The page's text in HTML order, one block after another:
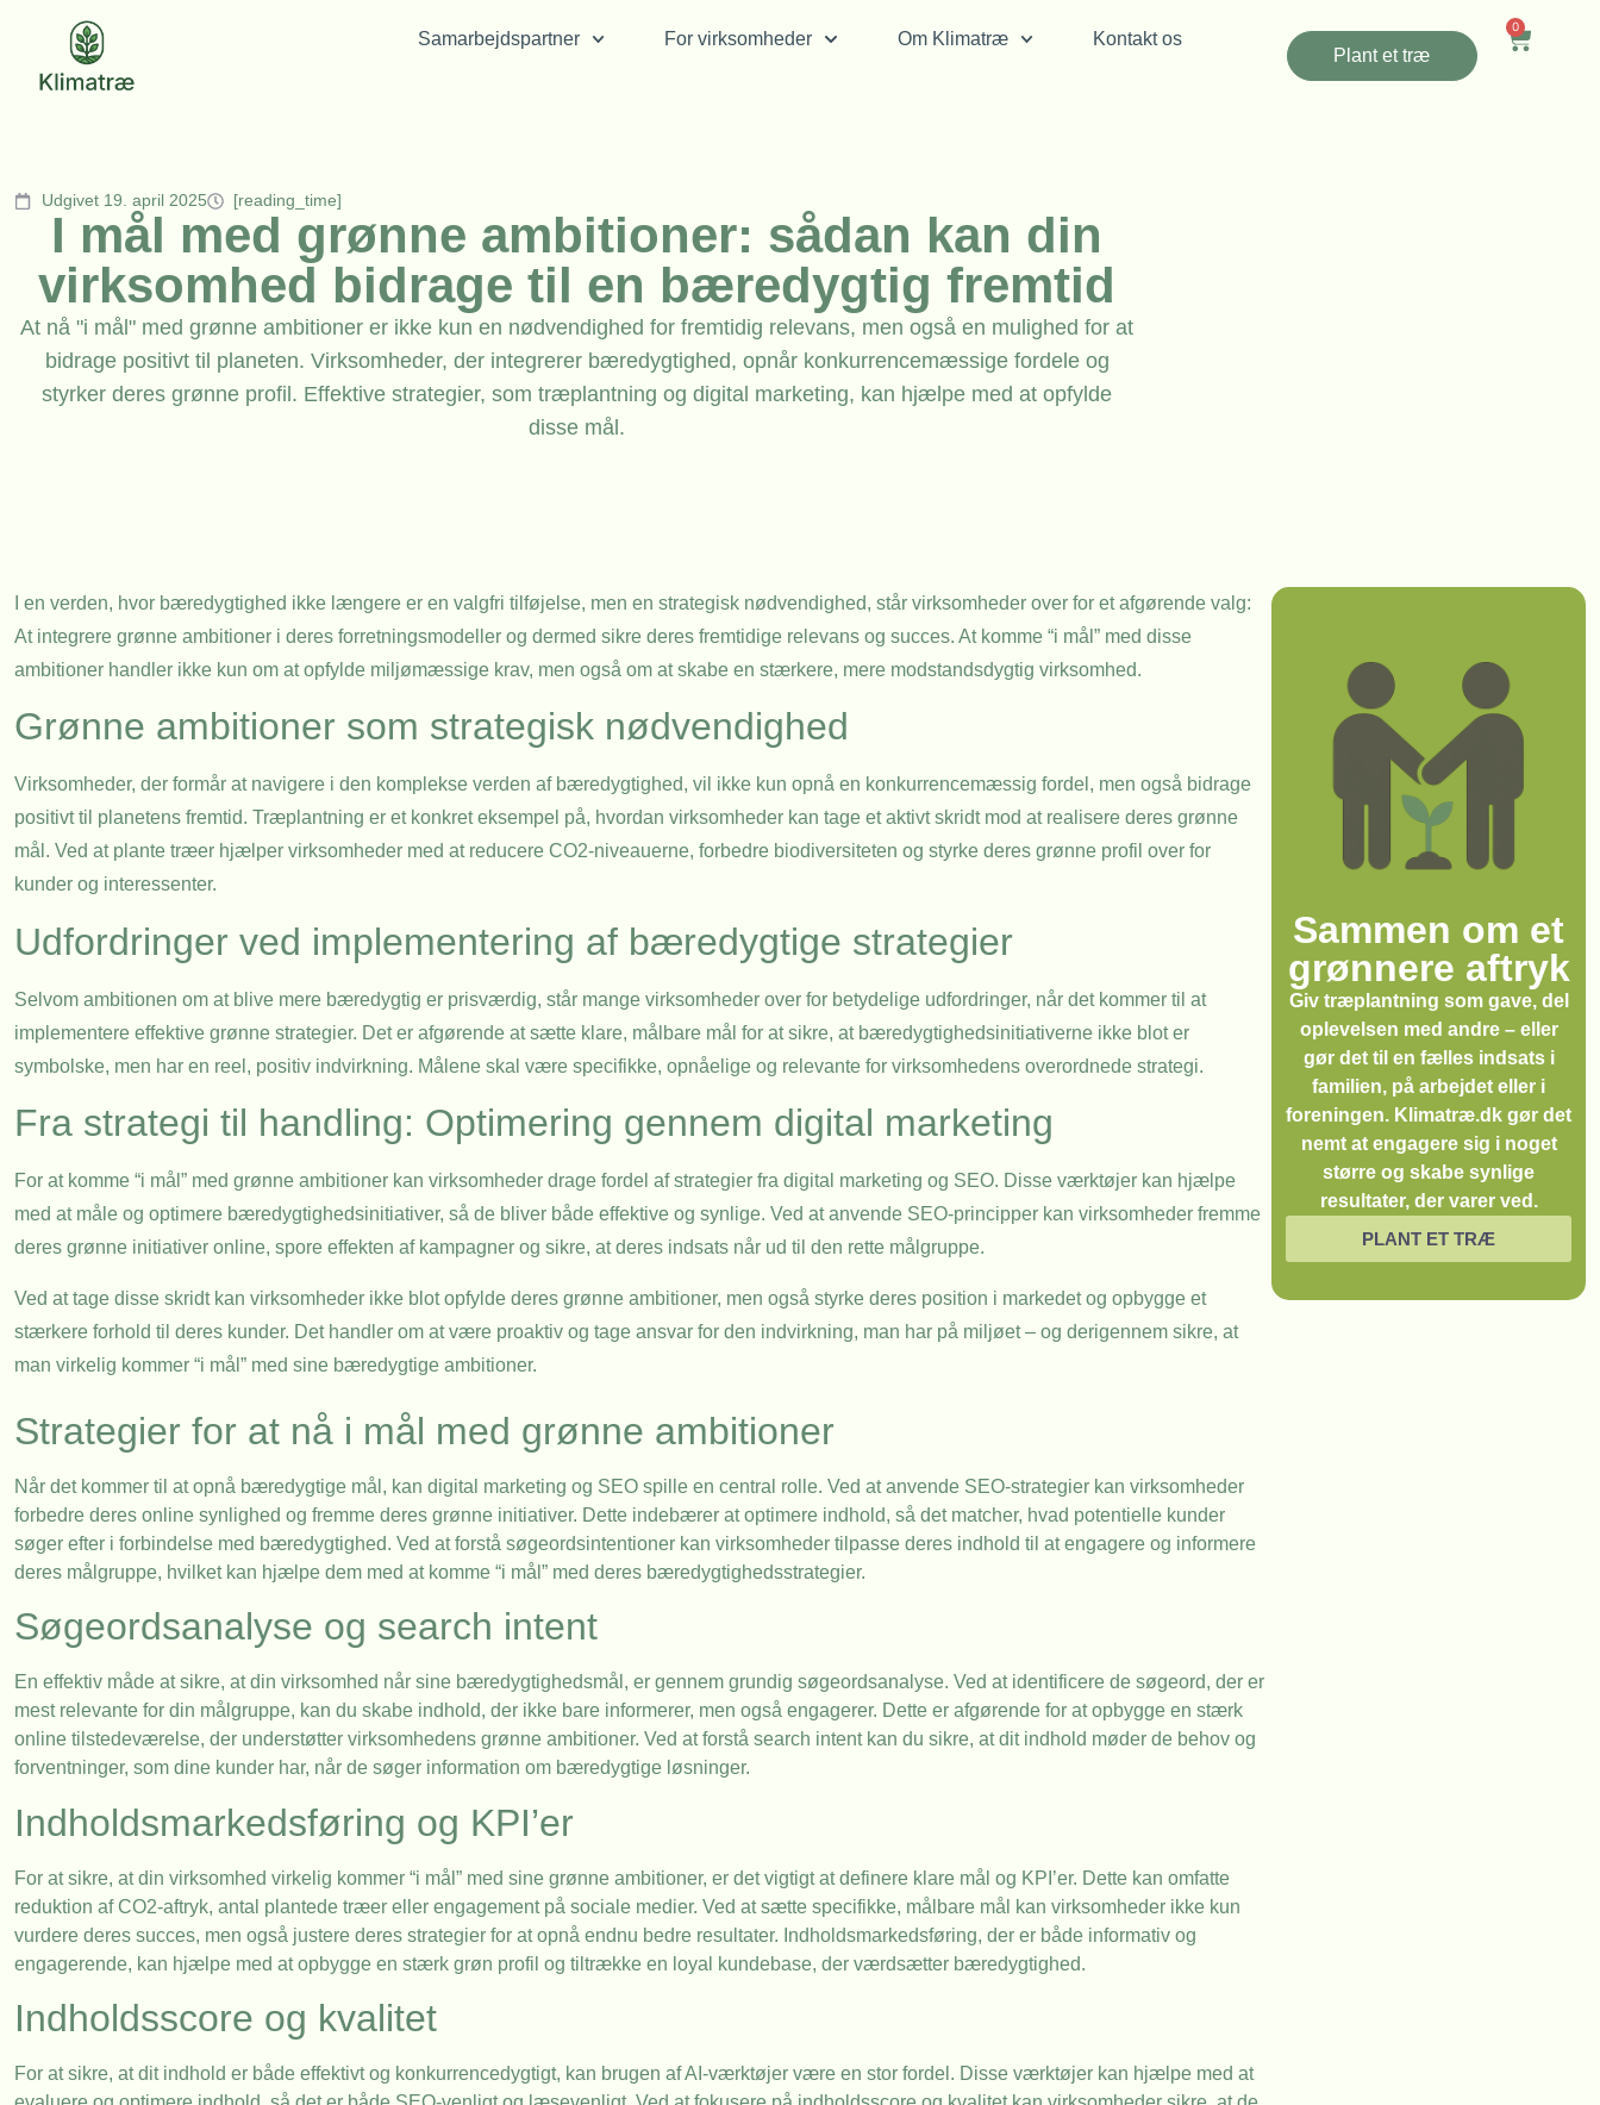
Samarbejdspartner For virksomheder Om Klimatræ
Kontakt os
Plant et træ
0
Udgivet 19. april 2025 [reading_time]
I mål med grønne ambitioner: sådan kan din
virksomhed bidrage til en bæredygtig fremtid
At nå "i mål" med grønne ambitioner er ikke kun en nødvendighed for fremtidig relevans, men også en mulighed for at
bidrage positivt til planeten. Virksomheder, der integrerer bæredygtighed, opnår konkurrencemæssige fordele og
styrker deres grønne profil. Effektive strategier, som træplantning og digital marketing, kan hjælpe med at opfylde
disse mål.
I en verden, hvor bæredygtighed ikke længere er en valgfri tilføjelse, men en strategisk nødvendighed, står virksomheder over for et afgørende valg:
At integrere grønne ambitioner i deres forretningsmodeller og dermed sikre deres fremtidige relevans og succes. At komme “i mål” med disse
ambitioner handler ikke kun om at opfylde miljømæssige krav, men også om at skabe en stærkere, mere modstandsdygtig virksomhed.
Grønne ambitioner som strategisk nødvendighed
Virksomheder, der formår at navigere i den komplekse verden af bæredygtighed, vil ikke kun opnå en konkurrencemæssig fordel, men også bidrage
positivt til planetens fremtid. Træplantning er et konkret eksempel på, hvordan virksomheder kan tage et aktivt skridt mod at realisere deres grønne
mål. Ved at plante træer hjælper virksomheder med at reducere CO2-niveauerne, forbedre biodiversiteten og styrke deres grønne profil over for
kunder og interessenter.
Udfordringer ved implementering af bæredygtige strategier
Selvom ambitionen om at blive mere bæredygtig er prisværdig, står mange virksomheder over for betydelige udfordringer, når det kommer til at
implementere effektive grønne strategier. Det er afgørende at sætte klare, målbare mål for at sikre, at bæredygtighedsinitiativerne ikke blot er
symbolske, men har en reel, positiv indvirkning. Målene skal være specifikke, opnåelige og relevante for virksomhedens overordnede strategi.
Fra strategi til handling: Optimering gennem digital marketing
For at komme “i mål” med grønne ambitioner kan virksomheder drage fordel af strategier fra digital marketing og SEO. Disse værktøjer kan hjælpe
med at måle og optimere bæredygtighedsinitiativer, så de bliver både effektive og synlige. Ved at anvende SEO-principper kan virksomheder fremme
deres grønne initiativer online, spore effekten af kampagner og sikre, at deres indsats når ud til den rette målgruppe.
Ved at tage disse skridt kan virksomheder ikke blot opfylde deres grønne ambitioner, men også styrke deres position i markedet og opbygge et
stærkere forhold til deres kunder. Det handler om at være proaktiv og tage ansvar for den indvirkning, man har på miljøet – og derigennem sikre, at
man virkelig kommer “i mål” med sine bæredygtige ambitioner.
Strategier for at nå i mål med grønne ambitioner
Når det kommer til at opnå bæredygtige mål, kan digital marketing og SEO spille en central rolle. Ved at anvende SEO-strategier kan virksomheder
forbedre deres online synlighed og fremme deres grønne initiativer. Dette indebærer at optimere indhold, så det matcher, hvad potentielle kunder
søger efter i forbindelse med bæredygtighed. Ved at forstå søgeordsintentioner kan virksomheder tilpasse deres indhold til at engagere og informere
deres målgruppe, hvilket kan hjælpe dem med at komme “i mål” med deres bæredygtighedsstrategier.
Søgeordsanalyse og search intent
En effektiv måde at sikre, at din virksomhed når sine bæredygtighedsmål, er gennem grundig søgeordsanalyse. Ved at identificere de søgeord, der er
mest relevante for din målgruppe, kan du skabe indhold, der ikke bare informerer, men også engagerer. Dette er afgørende for at opbygge en stærk
online tilstedeværelse, der understøtter virksomhedens grønne ambitioner. Ved at forstå search intent kan du sikre, at dit indhold møder de behov og
forventninger, som dine kunder har, når de søger information om bæredygtige løsninger.
Indholdsmarkedsføring og KPI’er
For at sikre, at din virksomhed virkelig kommer “i mål” med sine grønne ambitioner, er det vigtigt at definere klare mål og KPI’er. Dette kan omfatte
reduktion af CO2-aftryk, antal plantede træer eller engagement på sociale medier. Ved at sætte specifikke, målbare mål kan virksomheder ikke kun
vurdere deres succes, men også justere deres strategier for at opnå endnu bedre resultater. Indholdsmarkedsføring, der er både informativ og
engagerende, kan hjælpe med at opbygge en stærk grøn profil og tiltrække en loyal kundebase, der værdsætter bæredygtighed.
Indholdsscore og kvalitet
For at sikre, at dit indhold er både effektivt og konkurrencedygtigt, kan brugen af AI-værktøjer være en stor fordel. Disse værktøjer kan hjælpe med at
Sammen om et
grønnere aftryk
Giv træplantning som gave, del
oplevelsen med andre – eller
gør det til en fælles indsats i
familien, på arbejdet eller i
foreningen. Klimatræ.dk gør det
nemt at engagere sig i noget
større og skabe synlige
resultater, der varer ved.
PLANT ET TRÆ